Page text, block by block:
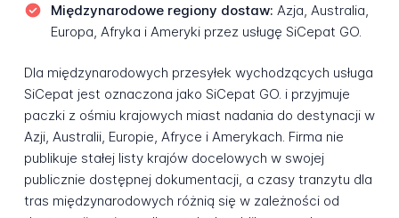
Międzynarodowe regiony dostaw: Azja, Australia,
Europa, Afryka i Ameryki przez usługę SiCepat GO.
Dla międzynarodowych przesyłek wychodzących usługa
SiCepat jest oznaczona jako SiCepat GO. i przyjmuje
paczki z ośmiu krajowych miast nadania do destynacji w
Azji, Australii, Europie, Afryce i Amerykach. Firma nie
publikuje stałej listy krajów docelowych w swojej
publicznie dostępnej dokumentacji, a czasy tranzytu dla
tras międzynarodowych różnią się w zależności od